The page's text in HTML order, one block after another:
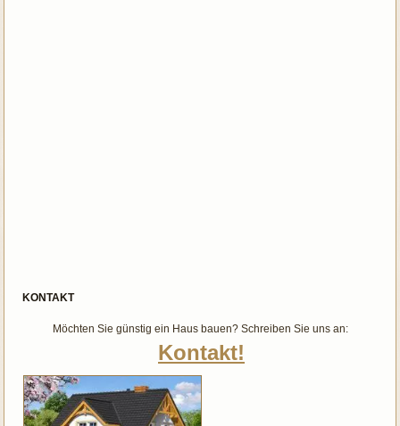
KONTAKT
Möchten Sie günstig ein Haus bauen? Schreiben Sie uns an:
Kontakt!